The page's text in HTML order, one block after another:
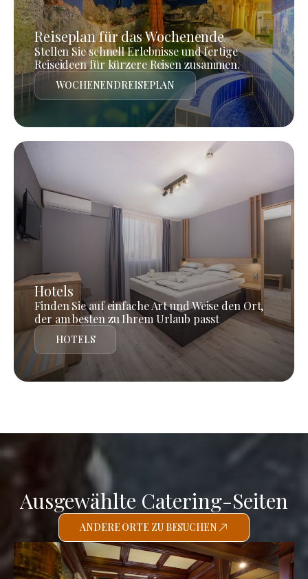
Reiseplan für das Wochenende
Stellen Sie schnell Erlebnisse und fertige
Reiseideen für kürzere Reisen zusammen.
WOCHENENDREISEPLAN
Hotels
Finden Sie auf einfache Art und Weise den Ort,
der am besten zu Ihrem Urlaub passt
HOTELS
Ausgewählte Catering-Seiten
ANDERE ORTE ZU BESUCHEN